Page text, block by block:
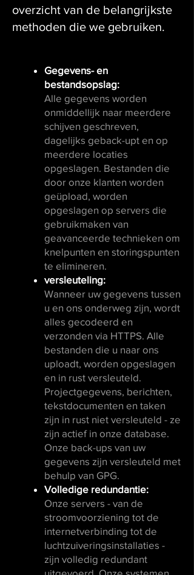
overzicht van de belangrijkste
methoden die we gebruiken.
Gegevens- en
bestandsopslag:
Alle gegevens worden
onmiddellijk naar meerdere
schijven geschreven,
dagelijks geback-upt en op
meerdere locaties
opgeslagen. Bestanden die
door onze klanten worden
geüpload, worden
opgeslagen op servers die
gebruikmaken van
geavanceerde technieken om
knelpunten en storingspunten
te elimineren.
versleuteling:
Wanneer uw gegevens tussen
u en ons onderweg zijn, wordt
alles gecodeerd en
verzonden via HTTPS. Alle
bestanden die u naar ons
uploadt, worden opgeslagen
en in rust versleuteld.
Projectgegevens, berichten,
tekstdocumenten en taken
zijn in rust niet versleuteld - ze
zijn actief in onze database.
Onze back-ups van uw
gegevens zijn versleuteld met
behulp van GPG.
Volledige redundantie:
Onze servers - van de
stroomvoorziening tot de
internetverbinding tot de
luchtzuiveringsinstallaties -
zijn volledig redundant